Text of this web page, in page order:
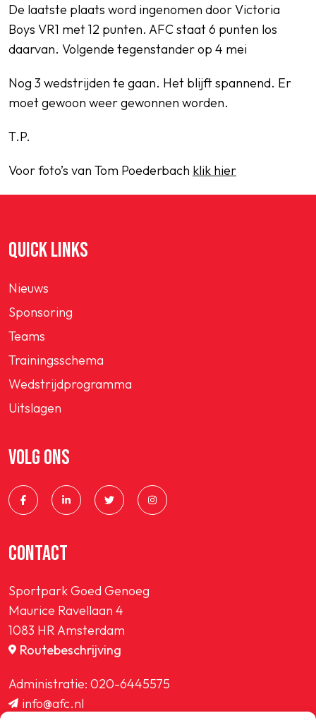
De laatste plaats word ingenomen door Victoria
Boys VR1 met 12 punten. AFC staat 6 punten los
daarvan. Volgende tegenstander op 4 mei
Nog 3 wedstrijden te gaan. Het blijft spannend. Er
moet gewoon weer gewonnen worden.
T.P.
Voor foto’s van Tom Poederbach klik hier
QUICK LINKS
Nieuws
Sponsoring
Teams
Trainingsschema
Wedstrijdprogramma
Uitslagen
VOLG ONS
CONTACT
Sportpark Goed Genoeg
Maurice Ravellaan 4
1083 HR Amsterdam
Routebeschrijving
Administratie: 020-6445575
info@afc.nl